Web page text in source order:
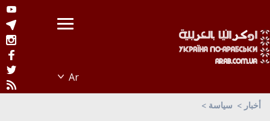
أخبار سياسة